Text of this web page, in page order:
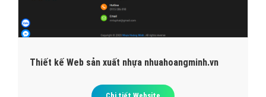
Thiết kế Web sản xuất nhựa nhuahoangminh.vn